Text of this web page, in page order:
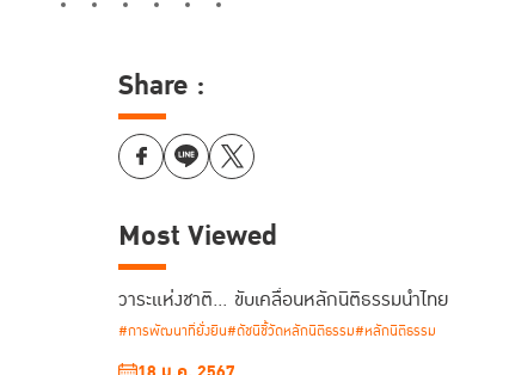
Share :
Most Viewed
วาระแห่งชาติ… ขับเคลื่อนหลักนิติธรรมนำไทย
#การพัฒนาที่ยั่งยืน#ดัชนีชี้วัดหลักนิติธรรม#หลักนิติธรรม